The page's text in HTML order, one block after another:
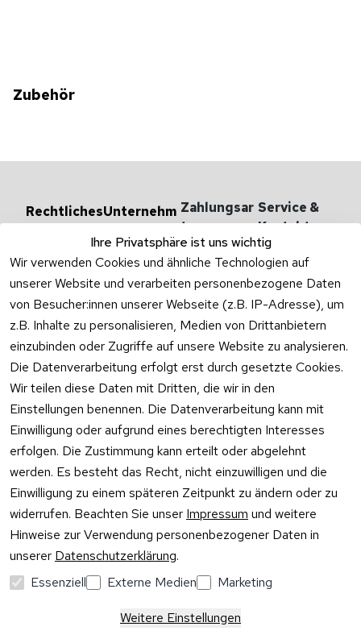
Zubehör
Ihre Privatsphäre ist uns wichtig
Wir verwenden Cookies und ähnliche Technologien auf
unserer Website und verarbeiten personenbezogene Daten
von Besucher:innen unserer Webseite (z.B. IP-Adresse), um
z.B. Inhalte zu personalisieren, Medien von Drittanbietern
einzubinden oder Zugriffe auf unsere Website zu analysieren.
Die Datenverarbeitung erfolgt erst durch gesetzte Cookies.
Wir teilen diese Daten mit Dritten, die wir in den
Einstellungen benennen. Die Datenverarbeitung kann mit
Einwilligung oder aufgrund eines berechtigten Interesses
erfolgen. Die Zustimmung kann erteilt oder abgelehnt
werden. Es besteht das Recht, nicht einzuwilligen und die
Einwilligung zu einem späteren Zeitpunkt zu ändern oder zu
widerrufen. Beachten Sie unser Impressum und weitere
Hinweise zur Verwendung personenbezogener Daten in
unserer Datenschutzerklärung.
Essenziell
Externe Medien Marketing
Weitere Einstellungen
Rechtliches
Impressum
Datenschutzer
klärung
Widerrufsrecht
Vertrag
widerrufen
Unternehm
en
Versandarten
& -kosten
Ab- und
Überlaufgarnit
uren
Zahlungsar
ten
Versandpar
tner
Service &
Kontakt
Haben
Rufen Sie
oder
Sie per
Mo –
Do:
10:00
–
Uhr
Fr: